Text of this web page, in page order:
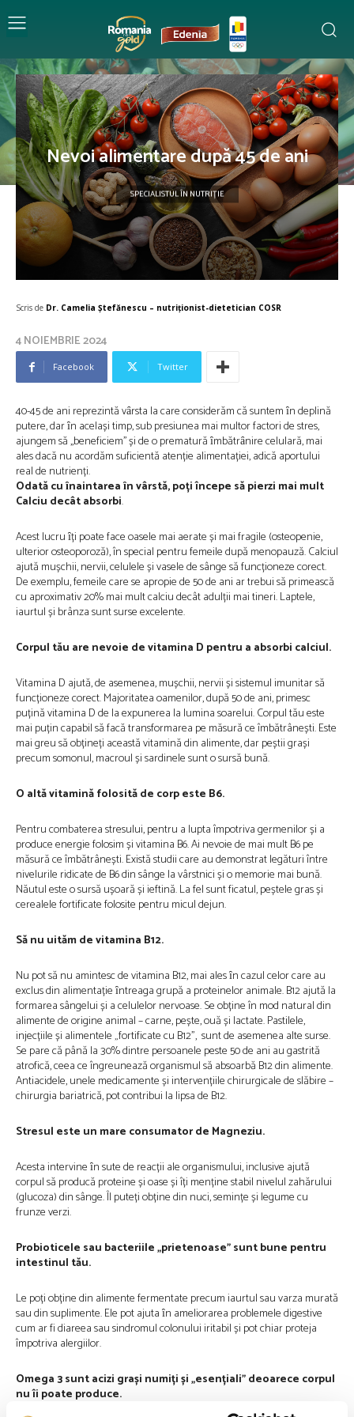
Nevoi alimentare după 45 de ani
SPECIALISTUL ÎN NUTRIȚIE
Scris de Dr. Camelia Ștefănescu – nutriţionist-dietetician COSR
4 NOIEMBRIE 2024
Facebook Twitter
40-45 de ani reprezintă vȃrsta la care considerăm că suntem ȋn deplină
putere, dar ȋn același timp, sub presiunea mai multor factori de stres,
ajungem să ,,beneficiem’’ și de o prematură ȋmbătrȃnire celulară, mai
ales dacă nu acordăm suficientă atenție alimentației, adică aportului
real de nutrienți.
Odată cu ȋnaintarea ȋn vârstă, poți începe să pierzi mai mult
Calciu decât absorbi.
Acest lucru ȋți poate face oasele mai aerate și mai fragile (osteopenie,
ulterior osteoporoză), în special pentru femeile după menopauză. Calciul
ajută mușchii, nervii, celulele și vasele de sânge să funcționeze corect.
De exemplu, femeile care se apropie de 50 de ani ar trebui să primească
cu aproximativ 20% mai mult calciu decât adulții mai tineri. Laptele,
iaurtul și brânza sunt surse excelente.
Corpul tău are nevoie de vitamina D pentru a absorbi calciul.
Vitamina D ajută, de asemenea, mușchii, nervii și sistemul imunitar să
funcționeze corect. Majoritatea oamenilor, după 50 de ani, primesc
puțină vitamina D de la expunerea la lumina soarelui. Corpul tău este
mai puțin capabil să facă transformarea pe măsură ce îmbătrânești. Este
mai greu să obțineți această vitamină din alimente, dar peștii grași
precum somonul, macroul și sardinele sunt o sursă bună.
O altă vitamină folosită de corp este B6.
Pentru combaterea stresului, pentru a lupta împotriva germenilor și a
produce energie folosim și vitamina B6. Ai nevoie de mai mult B6 pe
măsură ce îmbătrânești. Există studii care au demonstrat legături între
nivelurile ridicate de B6 din sânge la vârstnici și o memorie mai bună.
Năutul este o sursă ușoară și ieftină. La fel sunt ficatul, peștele gras și
cerealele fortificate folosite pentru micul dejun.
Să nu uităm de vitamina B12.
Nu pot să nu amintesc de vitamina B12, mai ales ȋn cazul celor care au
exclus din alimentație ȋntreaga grupă a proteinelor animale. B12 ajută la
formarea sângelui și a celulelor nervoase. Se obține în mod natural din
alimente de origine animal – carne, pește, ouă și lactate. Pastilele,
injecțiile și alimentele „fortificate cu B12”, sunt de asemenea alte surse.
Se pare că până la 30% dintre persoanele peste 50 de ani au gastrită
atrofică, ceea ce îngreunează organismul să absoarbă B12 din alimente.
Antiacidele, unele medicamente și intervențiile chirurgicale de slăbire –
chirurgia bariatrică, pot contribui la lipsa de B12.
Stresul este un mare consumator de Magneziu.
Acesta intervine ȋn sute de reacții ale organismului, inclusive ajută
corpul să producă proteine ​​și oase și îți menține stabil nivelul zahărului
(glucoza) din sânge. Îl puteți obține din nuci, semințe și legume cu
frunze verzi.
Probioticele sau bacteriile „prietenoase” sunt bune pentru
intestinul tău.
Le poți obține din alimente fermentate precum iaurtul sau varza murată
sau din suplimente. Ele pot ajuta ȋn ameliorarea problemele digestive
cum ar fi diareea sau sindromul colonului iritabil și pot chiar proteja
împotriva alergiilor.
Omega 3 sunt acizi grași numiți și „esențiali” deoarece corpul
nu îi poate produce.